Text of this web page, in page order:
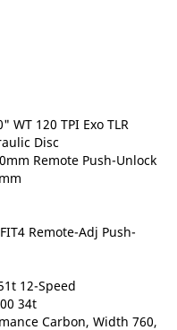
WT 120 TPI Exo TLR
Disc
Remote Push-Unlock
Remote-Adj Push-
12-Speed
34t
Carbon, Width 760,